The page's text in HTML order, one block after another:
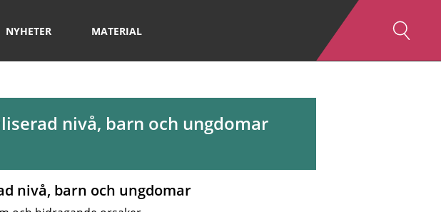
NYHETER MATERIAL
nivå, barn och ungdomar
nivå, barn och ungdomar